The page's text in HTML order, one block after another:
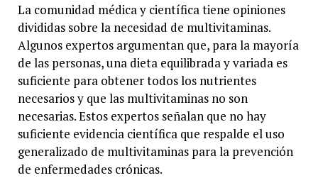
La comunidad médica y científica tiene opiniones
divididas sobre la necesidad de multivitaminas.
Algunos expertos argumentan que, para la mayoría
de las personas, una dieta equilibrada y variada es
suficiente para obtener todos los nutrientes
necesarios y que las multivitaminas no son
necesarias. Estos expertos señalan que no hay
suficiente evidencia científica que respalde el uso
generalizado de multivitaminas para la prevención
de enfermedades crónicas.